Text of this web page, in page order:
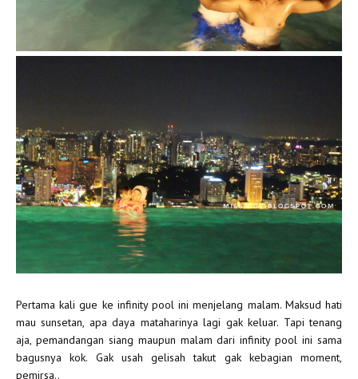
Pertama kali gue ke infinity pool ini menjelang malam. Maksud hati
mau sunsetan, apa daya mataharinya lagi gak keluar. Tapi tenang
aja, pemandangan siang maupun malam dari infinity pool ini sama
bagusnya kok. Gak usah gelisah takut gak kebagian moment,
pemirsa..